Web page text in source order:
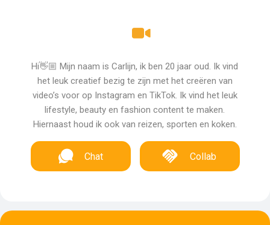
Hi👋🏼 Mijn naam is Carlijn, ik ben 20 jaar oud. Ik vind
het leuk creatief bezig te zijn met het creëren van
video’s voor op Instagram en TikTok. Ik vind het leuk
lifestyle, beauty en fashion content te maken.
Hiernaast houd ik ook van reizen, sporten en koken.
Chat Collab